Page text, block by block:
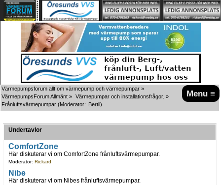
Menu ≡
Värmepumpsforum allt om värmepump och värmepumpar »
VärmepumpsForum Allmänt » Värmepumpar och installationsfrågor. »
Frånluftsvärmepumpar (Moderator: Bertil)
Undertavlor
ComfortZone
Här diskuterar vi om ComfortZone frånluftsvärmepumpar.
Moderator: Rickard
Nibe
Här diskuterar vi om Nibes frånluftsvärmepumpar.